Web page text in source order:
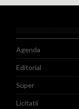
Agenda
Editorial
Super
Licitatii